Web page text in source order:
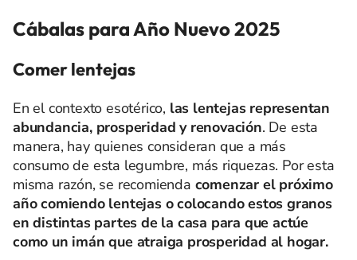
Cábalas para Año Nuevo 2025
Comer lentejas
En el contexto esotérico, las lentejas representan
abundancia, prosperidad y renovación. De esta
manera, hay quienes consideran que a más
consumo de esta legumbre, más riquezas. Por esta
misma razón, se recomienda comenzar el próximo
año comiendo lentejas o colocando estos granos
en distintas partes de la casa para que actúe
como un imán que atraiga prosperidad al hogar.